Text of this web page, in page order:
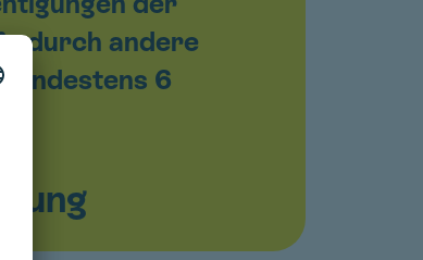
durch andere
6